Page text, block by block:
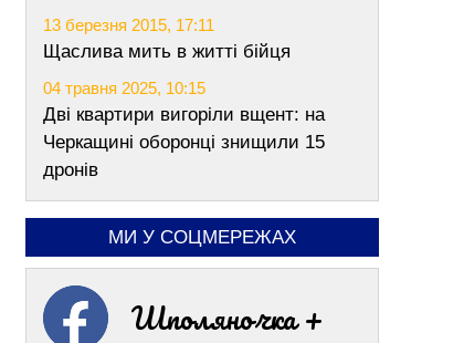
13 березня 2015, 17:11
Щаслива мить в житті бійця
04 травня 2025, 10:15
Дві квартири вигоріли вщент: на
Черкащині оборонці знищили 15
дронів
МИ У СОЦМЕРЕЖАХ
Шполяночка +